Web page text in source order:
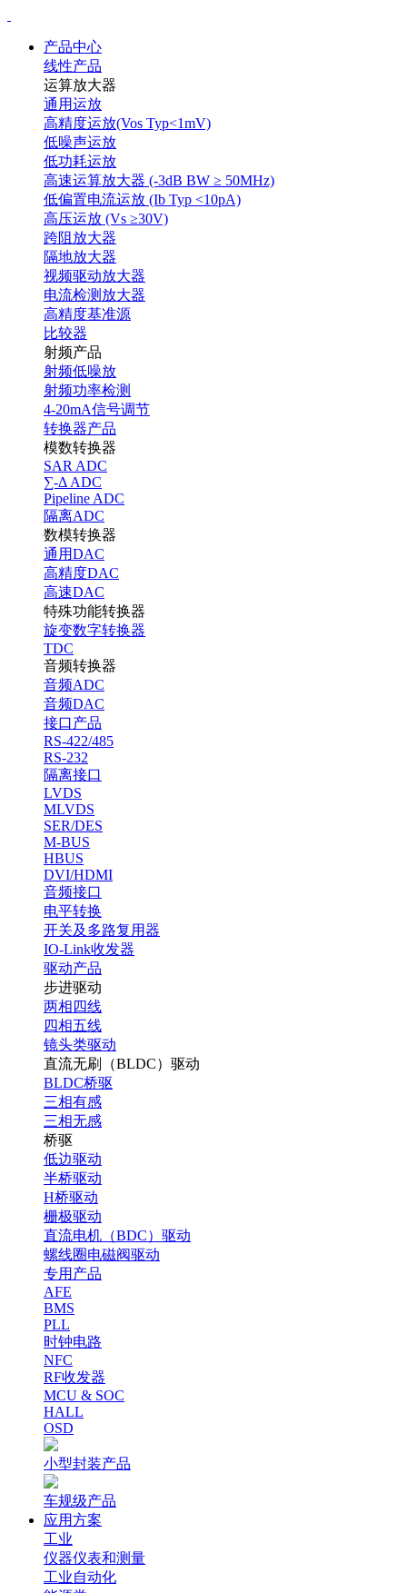
产品中心
线性产品
运算放大器
通用运放
高精度运放(Vos Typ<1mV)
低噪声运放
低功耗运放
高速运算放大器 (-3dB BW ≥ 50MHz)
低偏置电流运放 (Ib Typ <10pA)
高压运放 (Vs ≥30V)
跨阻放大器
隔地放大器
视频驱动放大器
电流检测放大器
高精度基准源
比较器
射频产品
射频低噪放
射频功率检测
4-20mA信号调节
转换器产品
模数转换器
SAR ADC
∑-Δ ADC
Pipeline ADC
隔离ADC
数模转换器
通用DAC
高精度DAC
高速DAC
特殊功能转换器
旋变数字转换器
TDC
音频转换器
音频ADC
音频DAC
接口产品
RS-422/485
RS-232
隔离接口
LVDS
MLVDS
SER/DES
M-BUS
HBUS
DVI/HDMI
音频接口
电平转换
开关及多路复用器
IO-Link收发器
驱动产品
步进驱动
两相四线
四相五线
镜头类驱动
直流无刷（BLDC）驱动
BLDC桥驱
三相有感
三相无感
桥驱
低边驱动
半桥驱动
H桥驱动
栅极驱动
直流电机（BDC）驱动
螺线圈电磁阀驱动
专用产品
AFE
BMS
PLL
时钟电路
NFC
RF收发器
MCU & SOC
HALL
OSD
小型封装产品
车规级产品
应用方案
工业
仪器仪表和测量
工业自动化